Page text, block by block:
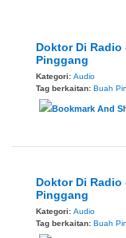
Doktor Di Radio
Pinggang
Kategori: Audio
Tag berkaitan: Buah
Doktor Di Radio
Pinggang
Kategori: Audio
Tag berkaitan: Buah